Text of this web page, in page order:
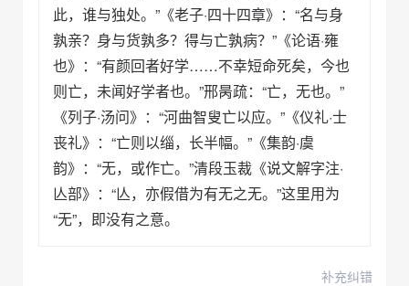
此，谁与独处。”《老子·四十四章》：“名与身
孰亲？身与货孰多？得与亡孰病？”《论语·雍
也》：“有颜回者好学……不幸短命死矣，今也
则亡，未闻好学者也。”邢昺疏：“亡，无也。”
《列子·汤问》：“河曲智叟亡以应。”《仪礼·士
丧礼》：“亡则以缁，长半幅。”《集韵·虞
韵》：“无，或作亡。”清段玉裁《说文解字注·
亾部》：“亾，亦假借为有无之无。”这里用为
“无”，即没有之意。
补充纠错